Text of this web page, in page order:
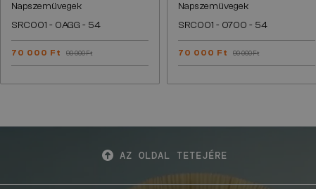
Napszemüvegek
SRC001 - 0AGG - 54
70 000 Ft 90 000 Ft
Napszemüvegek
SRC001 - 0700 - 54
70 000 Ft 90 000 Ft
AZ OLDAL TETEJÉRE